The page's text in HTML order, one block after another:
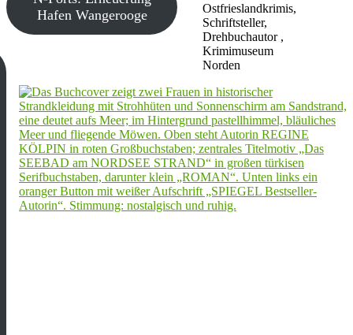
Ostfrieslandkrimis,
Schriftsteller,
Drehbuchautor ,
Krimimuseum
Norden
Hafen Wangerooge